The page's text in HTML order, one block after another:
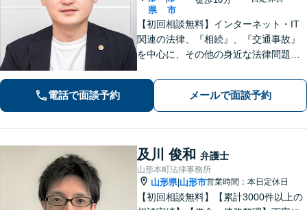
県
市
【初回相談無料】インターネット・IT
関連の法律、『相続』、『交通事故』
を中心に、その他の身近な法律問題も
ず、まずはお気軽にご相談ください
【オンライン相談可能】【完全個室】
【駐車場あり】【山形駅11分】
電話で面談予約 メールで面談予約
及川 俊和 弁護士
山形本町法律事務所
山形県| 山形市営業時間：本日定休日
【初回相談無料】【累計3000件以上の